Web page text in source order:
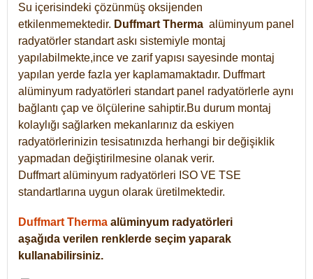
Su içerisindeki çözünmüş oksijenden
etkilenmemektedir. Duffmart Therma alüminyum panel
radyatörler standart askı sistemiyle montaj
yapılabilmekte,ince ve zarif yapısı sayesinde montaj
yapılan yerde fazla yer kaplamamaktadır. Duffmart
alüminyum radyatörleri standart panel radyatörlerle aynı
bağlantı çap ve ölçülerine sahiptir.Bu durum montaj
kolaylığı sağlarken mekanlarınız da eskiyen
radyatörlerinizin tesisatınızda herhangi bir değişiklik
yapmadan değiştirilmesine olanak verir.
Duffmart alüminyum radyatörleri ISO VE TSE
standartlarına uygun olarak üretilmektedir.
Duffmart Therma alüminyum radyatörleri
aşağıda verilen renklerde seçim yaparak
kullanabilirsiniz.